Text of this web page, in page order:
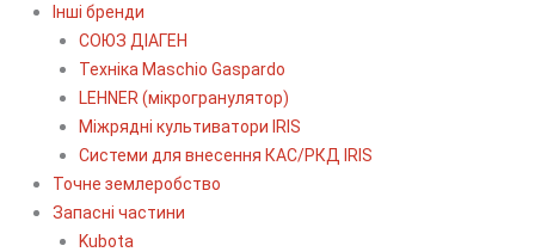
Інші бренди
СОЮЗ ДІАГЕН
Техніка Maschio Gaspardo
LEHNER (мікрогранулятор)
Міжрядні культиватори IRIS
Системи для внесення КАС/РКД IRIS
Точне землеробство
Запасні частини
Kubota